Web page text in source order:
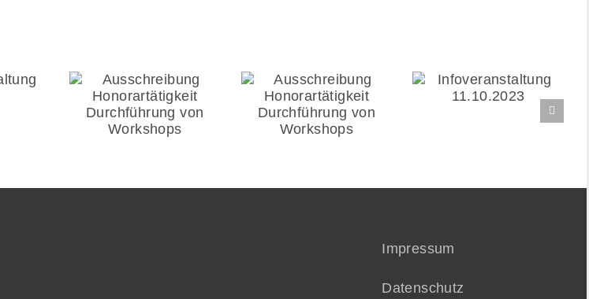
Ausschreibung
Honorartätigkeit
Durchführung von
Ausschreibung
Honorartätigkeit
Durchführung von
Infoveranstaltung
Impressum
Datenschutz